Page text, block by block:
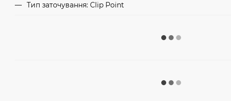
Тип заточування: Clip Point